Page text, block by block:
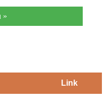
»
Link